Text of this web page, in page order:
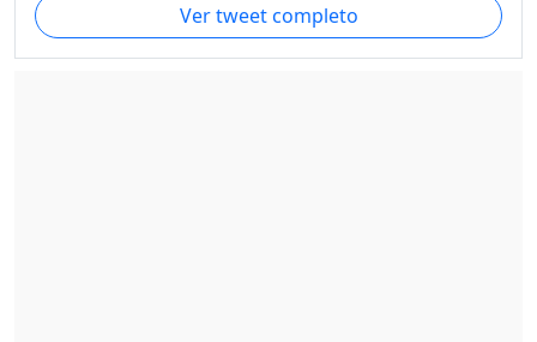
Ver tweet completo